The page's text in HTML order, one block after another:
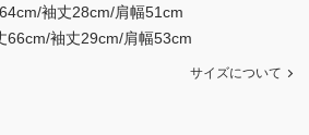
袖丈28cm/肩幅51cm
66cm/袖丈29cm/肩幅53cm
サイズについて